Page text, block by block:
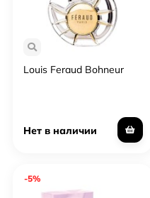
Louis Feraud Bohneur
Нет в наличии
-5%